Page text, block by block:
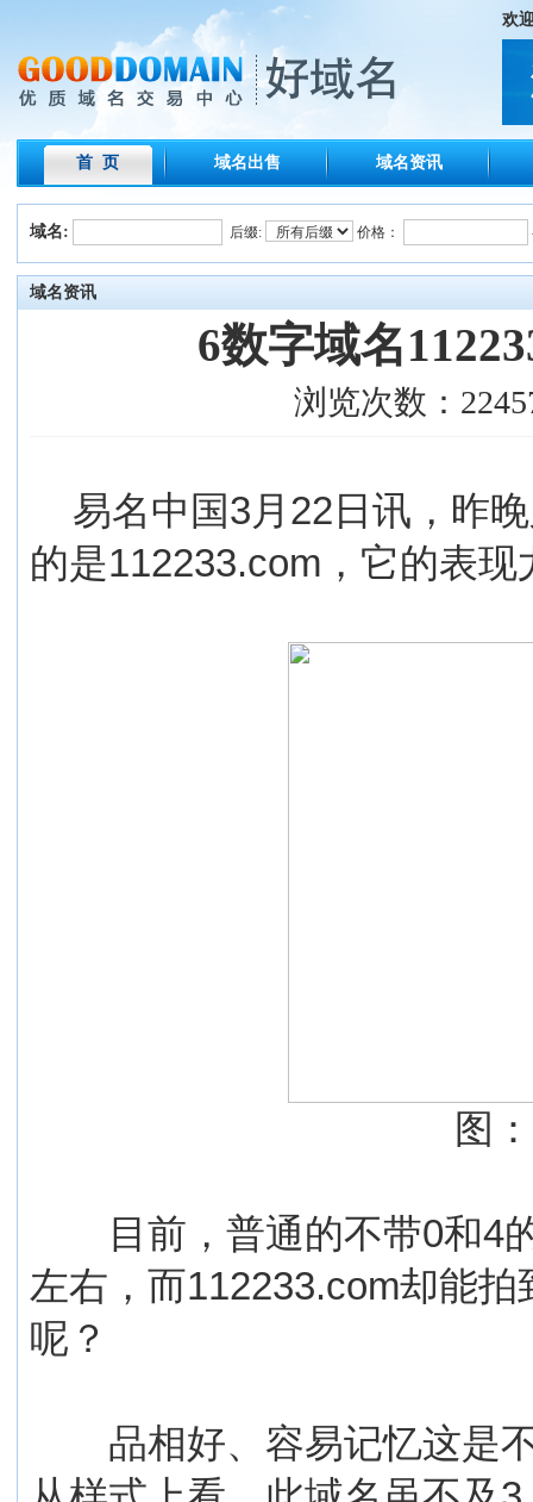
欢
首 页 域名出售 域名资讯
域名: 后缀: 价格：
域名资讯
6数字域名
浏览次数：
易名中国3月22日讯，昨
的是112233.com，它的表
图
目前，普通的不带0和4的
左右，而112233.com却能
呢？
品相好、容易记忆这是不